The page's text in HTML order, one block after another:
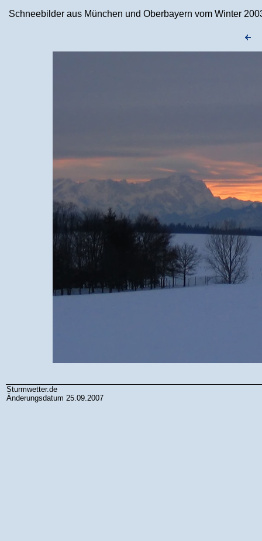
Schneebilder aus München und Oberbayern vom Winter
Sturmwetter.de
Änderungsdatum 25.09.2007